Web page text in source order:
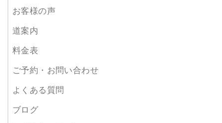
お客様の声
道案内
料金表
ご予約・お問い合わせ
よくある質問
ブログ